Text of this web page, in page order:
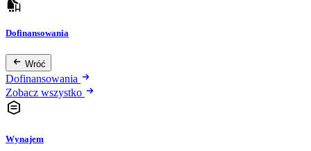
Dofinansowania
Wróć
Dofinansowania
Zobacz wszystko
Wynajem